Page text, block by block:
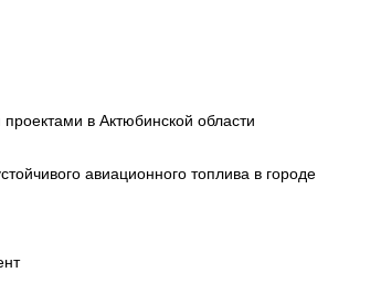
в Актюбинской области
авиационного топлива в городе